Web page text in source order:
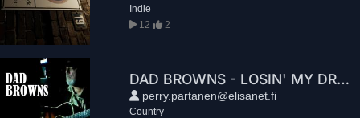
Indie
12
2
DAD BROWNS - LOSIN' MY DREAM
perry.partanen@elisanet.fi
Country